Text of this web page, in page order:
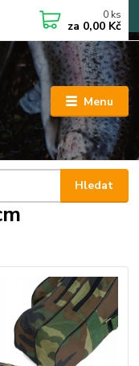
Menu
Hledat
0 ks
za 0,00 Kč
130 cm dvoukomorová